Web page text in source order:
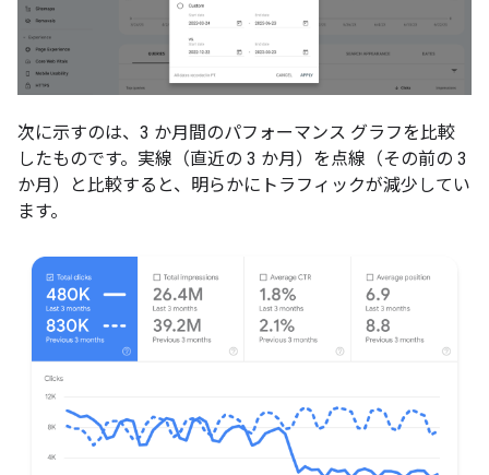
次に示すのは、3 か月間のパフォーマンス グラフを比較
したものです。実線（直近の 3 か月）を点線（その前の 3
か月）と比較すると、明らかにトラフィックが減少してい
ます。